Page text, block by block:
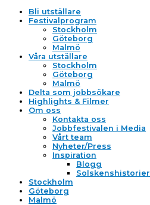
Bli utställare
Festivalprogram
Stockholm
Göteborg
Malmö
Våra utställare
Stockholm
Göteborg
Malmö
Delta som jobbsökare
Highlights & Filmer
Om oss
Kontakta oss
Jobbfestivalen i Media
Vårt team
Nyheter/Press
Inspiration
Blogg
Solskenshistorier
Stockholm
Göteborg
Malmö